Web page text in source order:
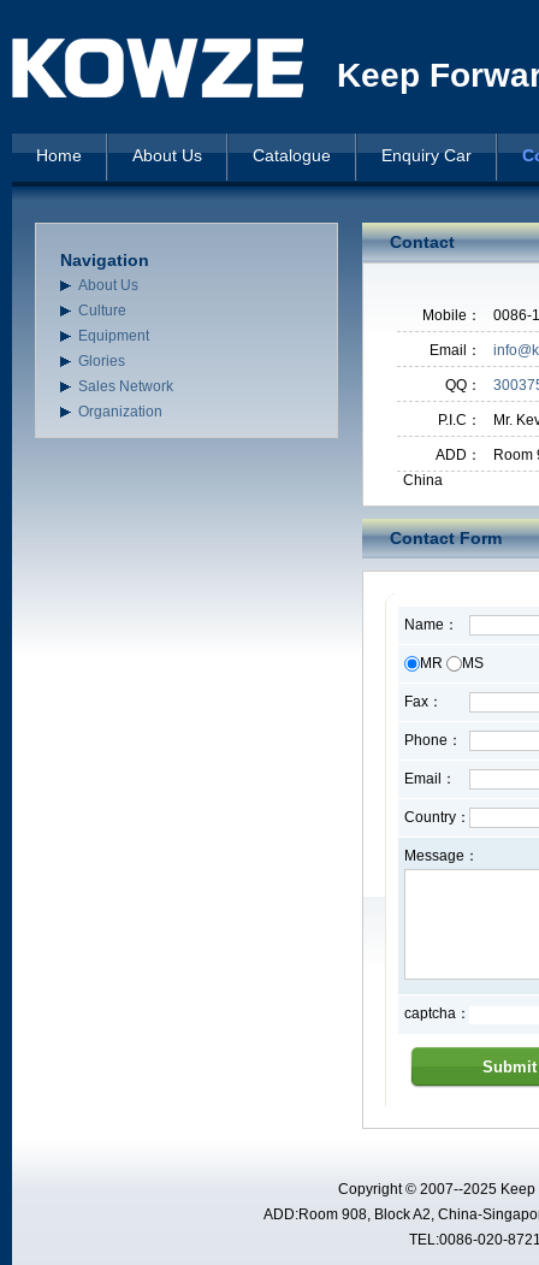
Keep
Home About Us Catalogue Enquiry Car
Contact
Mobile： 0086-
Email：
QQ：
P.I.C： Mr.
ADD：
Room
China
Contact Form
Name：
MR MS
Fax：
Phone：
Email：
Country：
Message：
captcha：
Navigation
About Us
Culture
Equipment
Glories
Sales Network
Organization
Copyright © 2007--2025 Keep
ADD:Room 908, Block A2, China-
TEL:0086-020-